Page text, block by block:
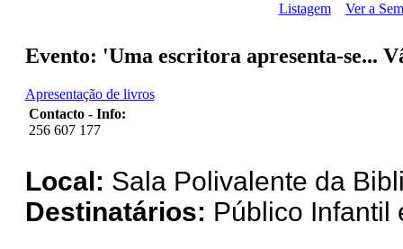
Listagem Ver a
Evento: 'Uma escritora apresenta-se...
Apresentação de livros
Contacto - Info:
256 607 177
Local: Sala Polivalente da
Destinatários: Público Infantil